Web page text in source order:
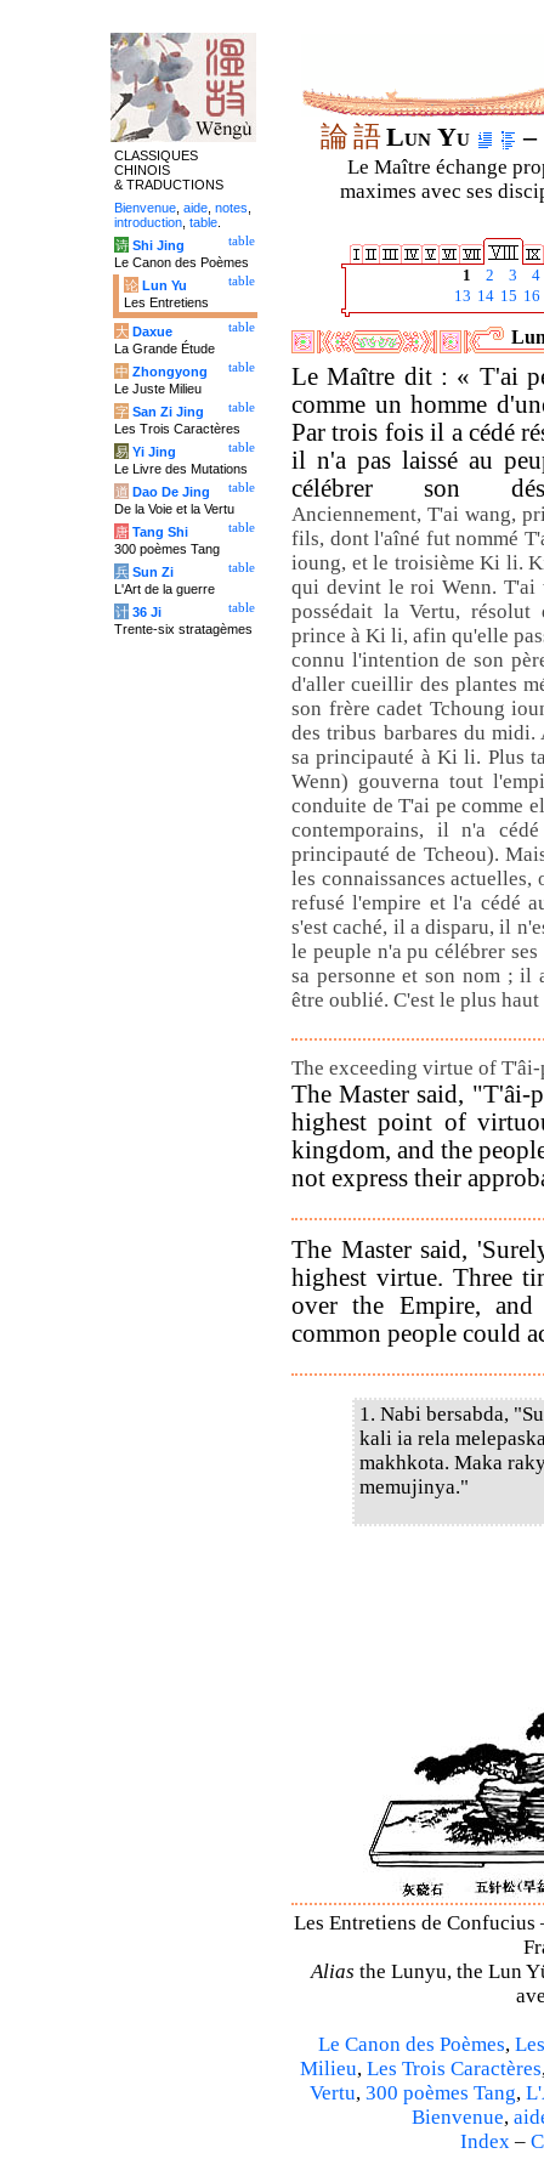
論語Lun Yu –
Le Maître échange
maximes avec ses
1 2 3
4
13 14 15 16
Le Maître dit : « T'ai
comme un homme
Par trois fois il a cédé
il n'a pas laissé au
célébrer son
Anciennement, T'ai wang,
fils, dont l'aîné fut nommé
ioung, et le troisième Ki li.
qui devint le roi Wenn. T'ai
possédait la Vertu,
prince à Ki li, afin qu'elle
connu l'intention de son
d'aller cueillir des plantes
son frère cadet Tchoung
des tribus barbares du
sa principauté à Ki li. Plus
Wenn) gouverna tout
conduite de T'ai pe comme
contemporains, il n'a
principauté de Tcheou).
les connaissances
refusé l'empire et l'a cédé
s'est caché, il a disparu, il
le peuple n'a pu célébrer
sa personne et son nom ; il
être oublié. C'est le plus
The exceeding virtue of T'âi-
The Master said, "T'âi-
highest point of
kingdom, and the
not express their
The Master said,
highest virtue. Three
over the Empire,
common people could
1. Nabi bersabda,
kali ia rela
makhkota. Maka
memujinya."
Les Entretiens de
Alias the Lunyu, the Lun
Le Canon des Poèmes,
Milieu, Les Trois Caractères
Vertu, 300 poèmes Tang,
Bienvenue,
Index –
CLASSIQUES
CHINOIS
& TRADUCTIONS
Bienvenue aide notes
introduction table
table
诗 Shi Jing
Le Canon des Poèmes
table
论 Lun Yu
Les Entretiens
table
大 Daxue
La Grande Étude
table
中 Zhongyong
Le Juste Milieu
table
字 San Zi Jing
Les Trois Caractères
table
易 Yi Jing
Le Livre des Mutations
table
道 Dao De Jing
De la Voie et la Vertu
table
唐 Tang Shi
300 poèmes Tang
table
兵 Sun Zi
L'Art de la guerre
table
计 36 Ji
Trente-six stratagèmes